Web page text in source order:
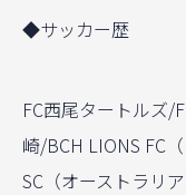
◆サッカー歴
FC西尾タートルズ/
崎/BCH LIONS FC
SC（オーストラリ